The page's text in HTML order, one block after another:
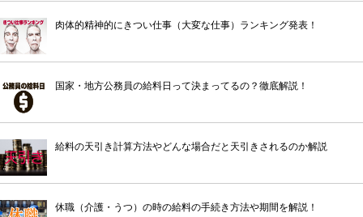
肉体的精神的にきつい仕事（大変な仕事）ランキング発表！
国家・地方公務員の給料日って決まってるの？徹底解説！
給料の天引き計算方法やどんな場合だと天引きされるのか解説
休職（介護・うつ）の時の給料の手続き方法や期間を解説！